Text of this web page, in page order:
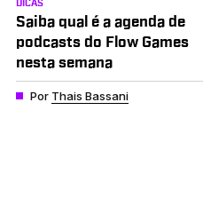
DICAS
Saiba qual é a agenda de
podcasts do Flow Games
nesta semana
Por Thais Bassani